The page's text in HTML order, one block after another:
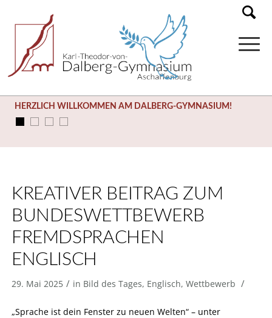
HERZLICH WILLKOMMEN AM DALBERG-GYMNASIUM!
KREATIVER BEITRAG ZUM
BUNDESWETTBEWERB
FREMDSPRACHEN
ENGLISCH
29. Mai 2025 / in Bild des Tages, Englisch, Wettbewerb /
„Sprache ist dein Fenster zu neuen Welten“ – unter